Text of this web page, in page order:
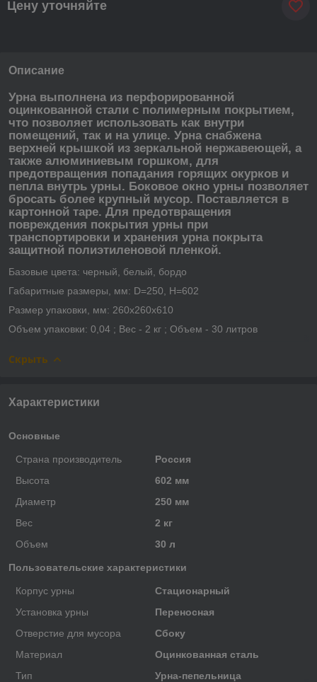
Цену уточняйте
Описание
Урна выполнена из перфорированной
оцинкованной стали с полимерным покрытием,
что позволяет использовать как внутри
помещений, так и на улице. Урна снабжена
верхней крышкой из зеркальной нержавеющей, а
также алюминиевым горшком, для
предотвращения попадания горящих окурков и
пепла внутрь урны. Боковое окно урны позволяет
бросать более крупный мусор. Поставляется в
картонной таре. Для предотвращения
повреждения покрытия урны при
транспортировки и хранения урна покрыта
защитной полиэтиленовой пленкой.
Базовые цвета: черный, белый, бордо
Габаритные размеры, мм: D=250, Н=602
Размер упаковки, мм: 260х260х610
Объем упаковки: 0,04 ; Вес - 2 кг ; Объем - 30 литров
Скрыть
Характеристики
Основные
Страна производитель
Россия
Высота
602 мм
Диаметр
250 мм
Вес
2 кг
Объем
30 л
Пользовательские характеристики
Корпус урны
Стационарный
Установка урны
Переносная
Отверстие для мусора
Сбоку
Материал
Оцинкованная сталь
Тип
Урна-пепельница